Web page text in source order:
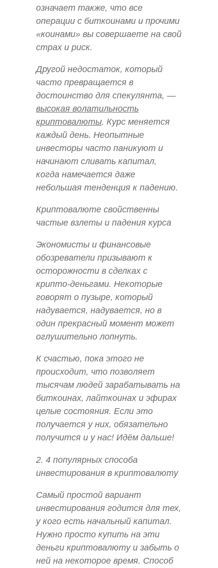
означает также, что все
операции с биткоинами и прочими
«коинами» вы совершаете на свой
страх и риск.
Другой недостаток, который
часто превращается в
достоинство для спекулянта, —
высокая волатильность
криптовалюты. Курс меняется
каждый день. Неопытные
инвесторы часто паникуют и
начинают сливать капитал,
когда намечается даже
небольшая тенденция к падению.
Криптовалюте свойственны
частые взлеты и падения курса
Экономисты и финансовые
обозреватели призывают к
осторожности в сделках с
крипто-деньгами. Некоторые
говорят о пузыре, который
надувается, надувается, но в
один прекрасный момент может
оглушительно лопнуть.
К счастью, пока этого не
происходит, что позволяет
тысячам людей зарабатывать на
биткоинах, лайткоинах и эфирах
целые состояния. Если это
получается у них, обязательно
получится и у нас! Идём дальше!
2. 4 популярных способа
инвестирования в криптовалюту
Самый простой вариант
инвестирования годится для тех,
у кого есть начальный капитал.
Нужно просто купить на эти
деньги криптовалюту и забыть о
ней на некоторое время. Способ